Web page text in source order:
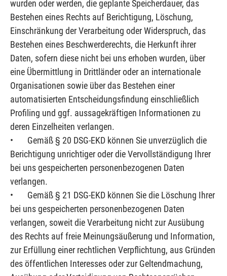
wurden oder werden, die geplante Speicherdauer, das
Bestehen eines Rechts auf Berichtigung, Löschung,
Einschränkung der Verarbeitung oder Widerspruch, das
Bestehen eines Beschwerderechts, die Herkunft ihrer
Daten, sofern diese nicht bei uns erhoben wurden, über
eine Übermittlung in Drittländer oder an internationale
Organisationen sowie über das Bestehen einer
automatisierten Entscheidungsfindung einschließlich
Profiling und ggf. aussagekräftigen Informationen zu
deren Einzelheiten verlangen.
• Gemäß § 20 DSG-EKD können Sie unverzüglich die
Berichtigung unrichtiger oder die Vervollständigung Ihrer
bei uns gespeicherten personenbezogenen Daten
verlangen.
• Gemäß § 21 DSG-EKD können Sie die Löschung Ihrer
bei uns gespeicherten personenbezogenen Daten
verlangen, soweit die Verarbeitung nicht zur Ausübung
des Rechts auf freie Meinungsäußerung und Information,
zur Erfüllung einer rechtlichen Verpflichtung, aus Gründen
des öffentlichen Interesses oder zur Geltendmachung,